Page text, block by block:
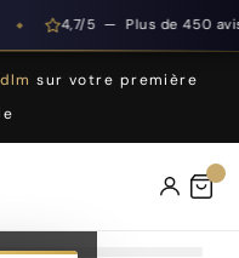
4,7/5 — Plus de 450 avis
sur votre première